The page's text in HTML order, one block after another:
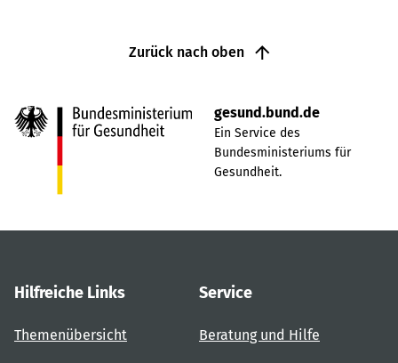
Zurück nach oben
gesund.bund.de
Ein Service des
Bundesministeriums für
Gesundheit.
Hilfreiche Links
Themenübersicht
Service
Beratung und Hilfe